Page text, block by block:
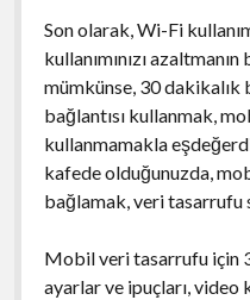
Son olarak, Wi-Fi
kullanımınızı
mümkünse, 30
bağlantısı kullanmak,
kullanmamakla
kafede olduğunuzda,
bağlamak, veri tasarrufu
Mobil veri tasarrufu için
ayarlar ve ipuçları,